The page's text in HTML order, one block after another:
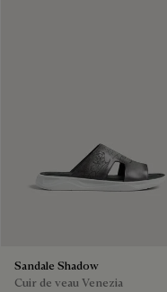
Sandale Shadow
Cuir de veau Venezia